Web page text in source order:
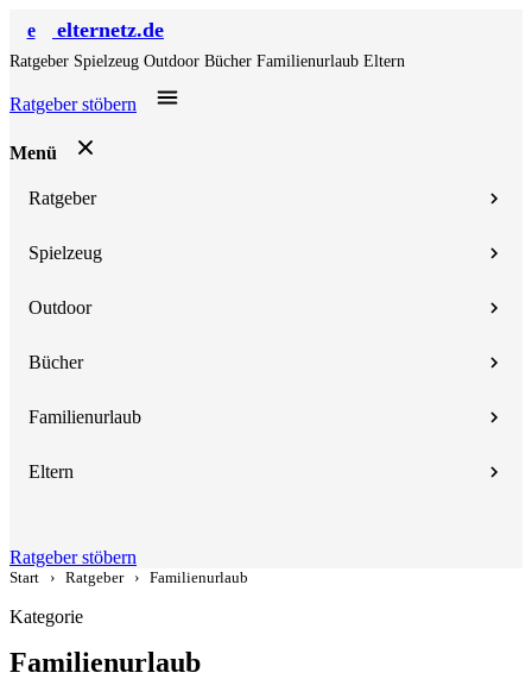
e elternetz.de
Ratgeber Spielzeug Outdoor Bücher Familienurlaub Eltern
Ratgeber stöbern
Menü
Ratgeber
Spielzeug
Outdoor
Bücher
Familienurlaub
Eltern
Ratgeber stöbern
Start › Ratgeber › Familienurlaub
Kategorie
Familienurlaub